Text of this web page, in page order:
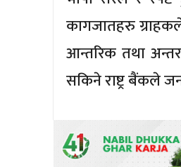
कागजातहरु
आन्तरिक तथा
सकिने राष्ट्र बैंकले